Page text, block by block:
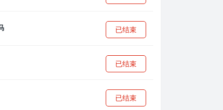
已结束
已结束
已结束